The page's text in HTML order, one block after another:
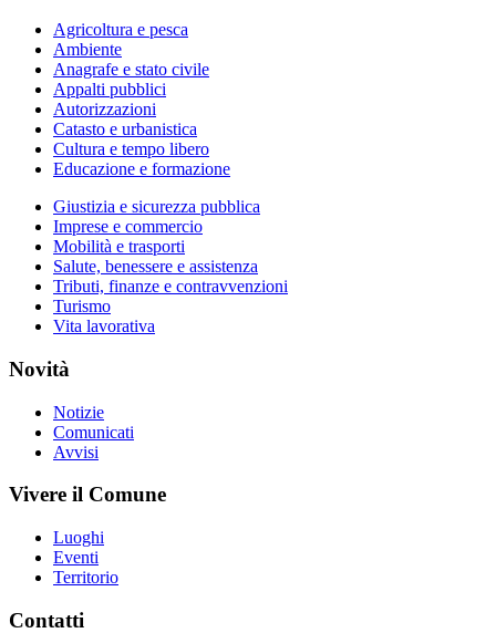
Agricoltura e pesca
Ambiente
Anagrafe e stato civile
Appalti pubblici
Autorizzazioni
Catasto e urbanistica
Cultura e tempo libero
Educazione e formazione
Giustizia e sicurezza pubblica
Imprese e commercio
Mobilità e trasporti
Salute, benessere e assistenza
Tributi, finanze e contravvenzioni
Turismo
Vita lavorativa
Novità
Notizie
Comunicati
Avvisi
Vivere il Comune
Luoghi
Eventi
Territorio
Contatti